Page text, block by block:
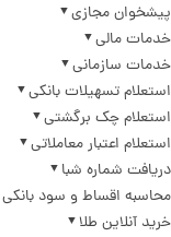
پیشخوان مجازی
خدمات مالی
خدمات سازمانی
استعلام تسهیلات بانکی
استعلام چک برگشتی
استعلام اعتبار معاملاتی
دریافت شماره شبا
محاسبه اقساط و سود بانکی
خرید آنلاین طلا